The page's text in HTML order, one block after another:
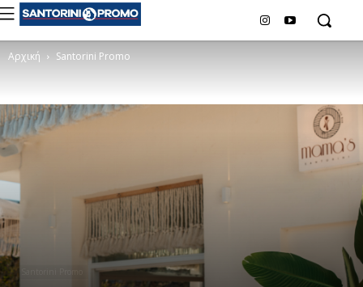
Αρχική Santorini Promo